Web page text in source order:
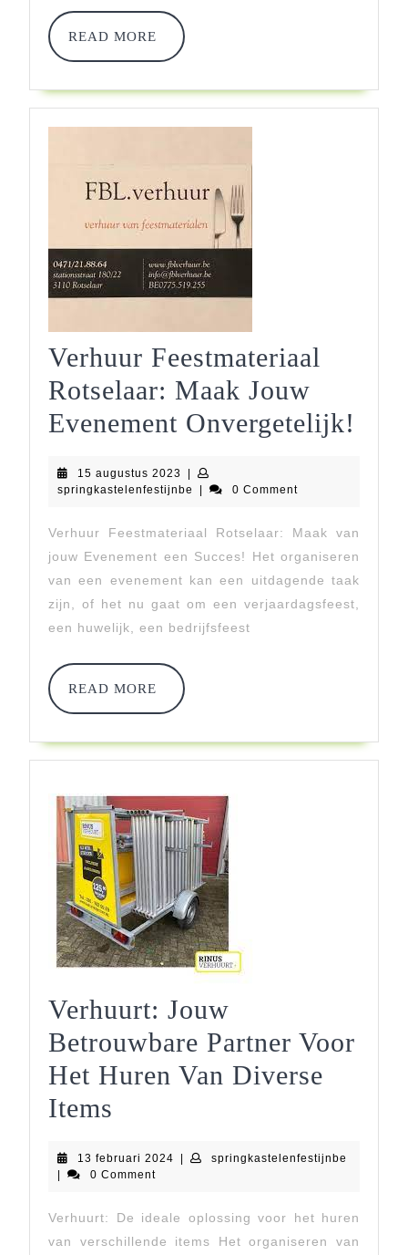
READ MORE
READ
MORE
Verhuur Feestmateriaal
Rotselaar: Maak Jouw
Evenement Onvergetelijk!
15 augustus 2023 15
augustus
springkastelenfestijnbe springkastelenfestijnbe
0 Comment
Verhuur Feestmateriaal Rotselaar: Maak van
jouw Evenement een Succes! Het organiseren
van een evenement kan een uitdagende taak
zijn, of het nu gaat om een verjaardagsfeest,
een huwelijk, een bedrijfsfeest
READ MORE
READ
MORE
Verhuurt: Jouw
Betrouwbare Partner Voor
Het Huren Van Diverse
Items
Betrouwbare
Partner
Voor
13 februari 2024 13
springkastelenfestijnbe
0 Comment
Verhuurt: De ideale oplossing voor het huren
van verschillende items Het organiseren van